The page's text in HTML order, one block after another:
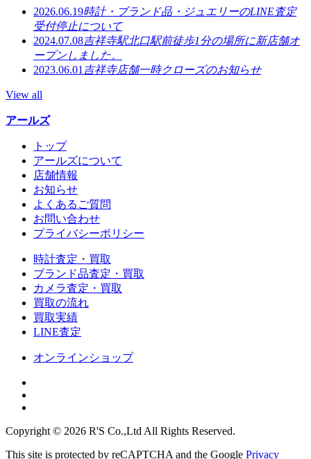
2026.06.19時計・ブランド品・ジュエリーのLINE査定
受付停止について
2024.07.08吉祥寺駅北口駅前徒歩1分の場所に新店舗オ
ープンしました。
2023.06.01吉祥寺店舗一時クローズのお知らせ
View all
アールズ
トップ
アールズについて
店舗情報
お知らせ
よくあるご質問
お問い合わせ
プライバシーポリシー
時計査定・買取
ブランド品査定・買取
カメラ査定・買取
買取の流れ
買取実績
LINE査定
オンラインショップ
Copyright © 2026 R'S Co.,Ltd All Rights Reserved.
This site is protected by reCAPTCHA and the Google Privacy